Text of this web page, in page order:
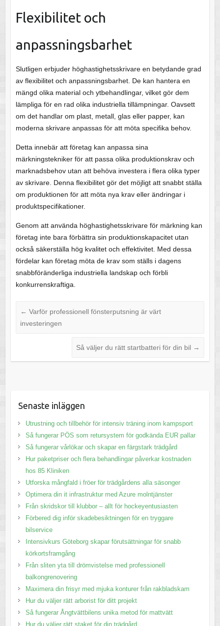
Flexibilitet och
anpassningsbarhet
Slutligen erbjuder höghastighetsskrivare en betydande grad
av flexibilitet och anpassningsbarhet. De kan hantera en
mängd olika material och ytbehandlingar, vilket gör dem
lämpliga för en rad olika industriella tillämpningar. Oavsett
om det handlar om plast, metall, glas eller papper, kan
moderna skrivare anpassas för att möta specifika behov.
Detta innebär att företag kan anpassa sina
märkningstekniker för att passa olika produktionskrav och
marknadsbehov utan att behöva investera i flera olika typer
av skrivare. Denna flexibilitet gör det möjligt att snabbt ställa
om produktionen för att möta nya krav eller ändringar i
produktspecifikationer.
Genom att använda höghastighetsskrivare för märkning kan
företag inte bara förbättra sin produktionskapacitet utan
också säkerställa hög kvalitet och effektivitet. Med dessa
fördelar kan företag möta de krav som ställs i dagens
snabbföränderliga industriella landskap och förbli
konkurrenskraftiga.
← Varför professionell fönsterputsning är värt
investeringen
Så väljer du rätt startbatteri för din bil →
Senaste inläggen
Utrustning och tillbehör för intensiv träning inom kampsport
Så fungerar PÖS som retursystem för godkända EUR pallar
Så fungerar vårlökar och skapar en färgstark trädgård
Hur paketpriser och flera behandlingar påverkar kostnaden
hos 85 Kliniken
Utforska mångfald i fröer för trädgårdens alla säsonger
Optimera din it infrastruktur med Azure molntjänster
Från skridskor till klubbor – allt för hockeyentusiasten
Förbered dig inför skadebesiktningen för en tryggare
bilservice
Intensivkurs Göteborg skapar förutsättningar för snabb
körkortsframgång
Från sliten yta till drömvistelse med professionell
balkongrenovering
Maximera din frisyr med mjuka konturer från rakbladskam
Hur du väljer rätt arborist för ditt projekt
Så fungerar Ångtvättbilens unika metod för mattvätt
Hur du väljer rätt staket för din trädgård